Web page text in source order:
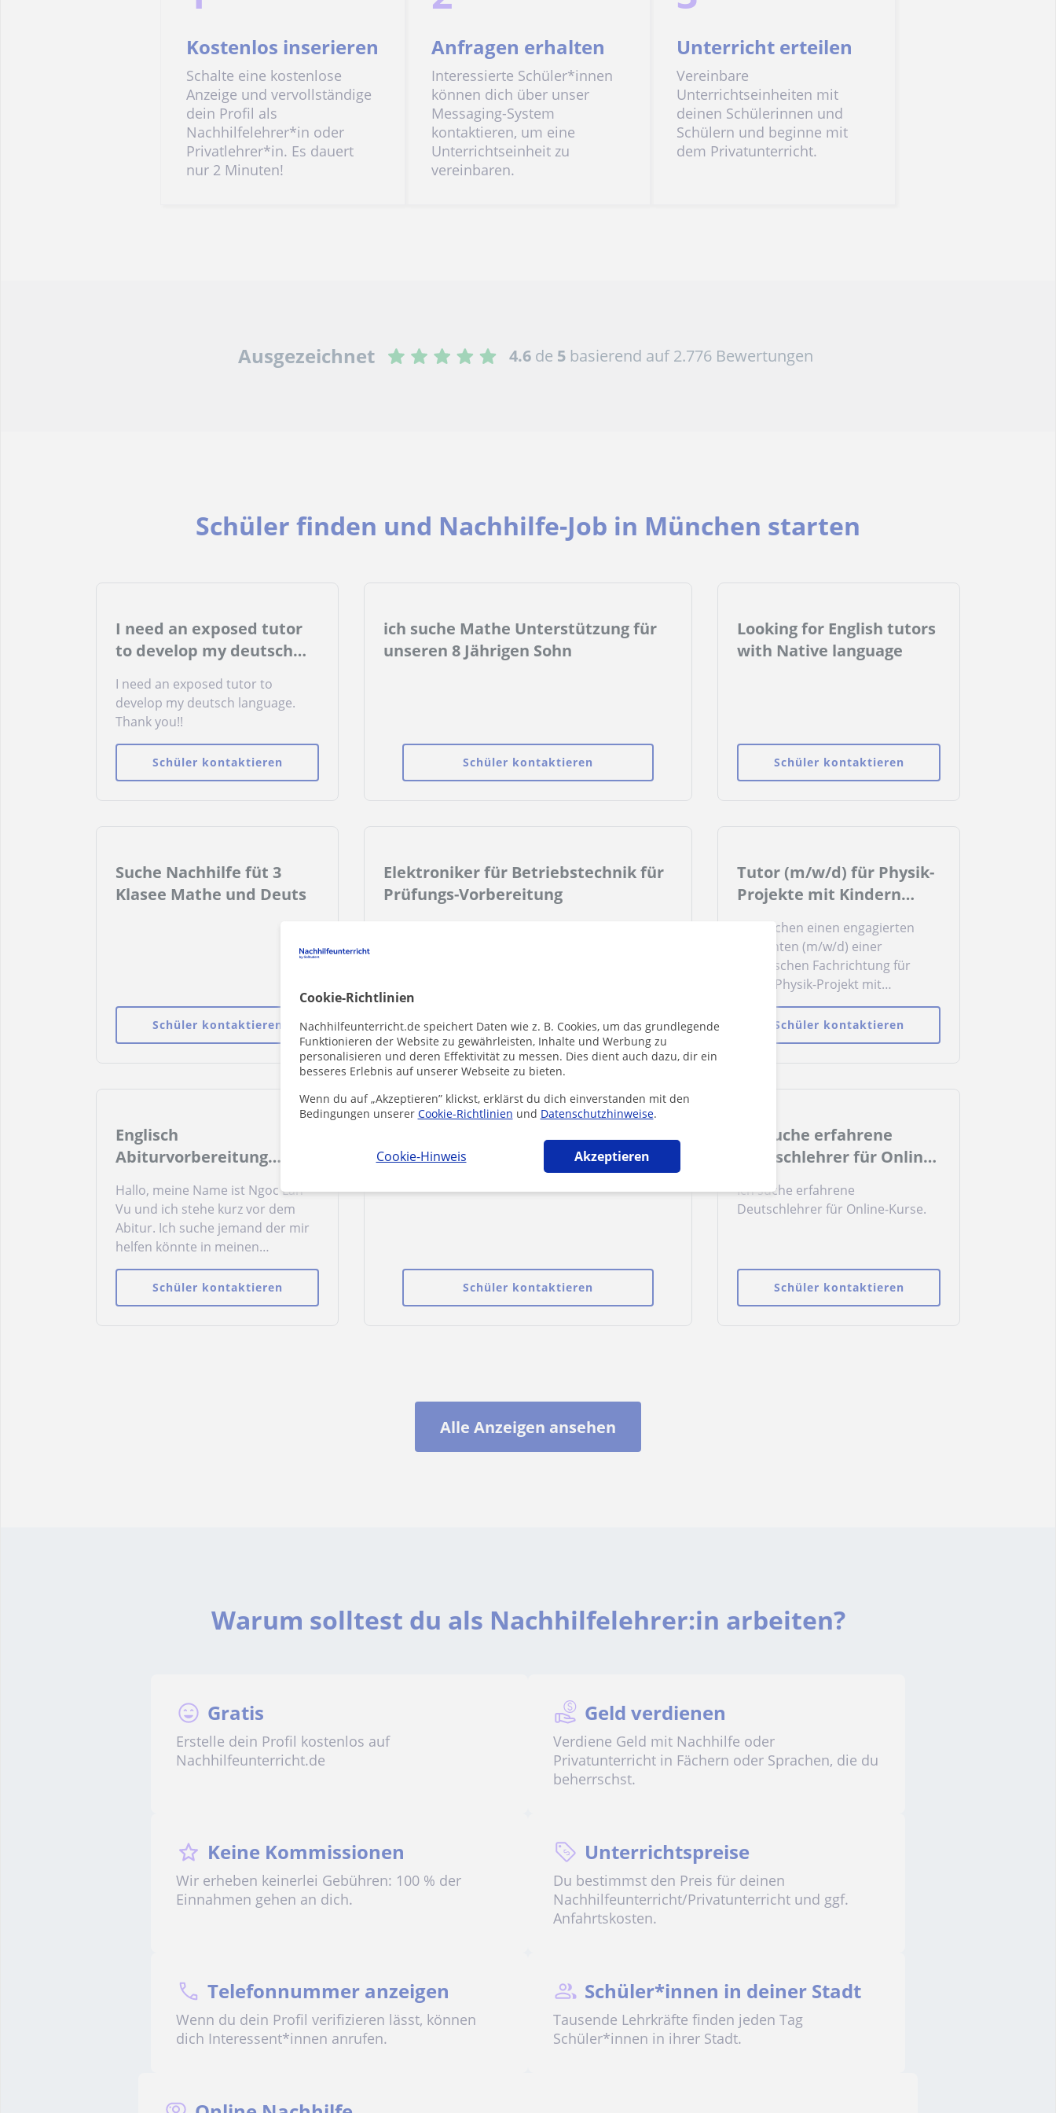
Cookie-Richtlinien
Nachhilfeunterricht.de speichert Daten wie z. B. Cookies, um das grundlegende
Funktionieren der Website zu gewährleisten, Inhalte und Werbung zu
personalisieren und deren Effektivität zu messen. Dies dient auch dazu, dir ein
besseres Erlebnis auf unserer Webseite zu bieten.
Wenn du auf „Akzeptieren” klickst, erklärst du dich einverstanden mit den
Bedingungen unserer Cookie-Richtlinien und Datenschutzhinweise.
Cookie-Hinweis Akzeptieren
Kostenlos inserieren
Schalte eine kostenlose
Anzeige und vervollständige
dein Profil als
Nachhilfelehrer*in oder
Privatlehrer*in. Es dauert
nur 2 Minuten!
Anfragen erhalten
Interessierte Schüler*innen
können dich über unser
Messaging-System
kontaktieren, um eine
Unterrichtseinheit zu
vereinbaren.
Unterricht erteilen
Vereinbare
Unterrichtseinheiten mit
deinen Schülerinnen und
Schülern und beginne mit
dem Privatunterricht.
Ausgezeichnet 4.6de 5basierend auf 2.776 Bewertungen
Schüler finden und Nachhilfe-Job in München starten
I need an exposed tutor
to develop my deutsch
I need an exposed tutor to
develop my deutsch language.
Thank you!!
Schüler kontaktieren
ich suche Mathe Unterstützung für
unseren 8 Jährigen Sohn
Schüler kontaktieren
Looking for English tutors
with Native language
Schüler kontaktieren
Suche Nachhilfe füt 3
Klasee Mathe und Deuts
Schüler kontaktieren
Elektroniker für Betriebstechnik für
Prüfungs-Vorbereitung
Schüler kontaktieren
Tutor (m/w/d) für Physik-
Projekte mit Kindern
Wir suchen einen engagierten
Studenten (m/w/d) einer
technischen Fachrichtung für
unser Physik-Projekt mit
Kindern.Deine Aufgaben:Leitung
von kleinen Gruppen (spielerische
Vermittlung von
Schüler kontaktieren
Englisch
Abiturvorbereitung
Hallo, meine Name ist Ngoc Lan
Vu und ich stehe kurz vor dem
Abitur. Ich suche jemand der mir
helfen könnte in meinen
schriftlichen Abiturfächern
Englisch und Deutsch. Dafür wäre
es gut wenn man mir helfen
Schüler kontaktieren
Grundschule/Realschule/Gymnasium
für meine Tochter in 4. Klasse
Schüler kontaktieren
Ich suche erfahrene
Deutschlehrer für Online-
Ich suche erfahrene
Deutschlehrer für Online-Kurse.
Schüler kontaktieren
Alle Anzeigen ansehen
Warum solltest du als Nachhilfelehrer:in arbeiten?
Gratis
Erstelle dein Profil kostenlos auf
Nachhilfeunterricht.de
Geld verdienen
Verdiene Geld mit Nachhilfe oder
Privatunterricht in Fächern oder Sprachen, die du
beherrschst.
Keine Kommissionen
Wir erheben keinerlei Gebühren: 100 % der
Einnahmen gehen an dich.
Unterrichtspreise
Du bestimmst den Preis für deinen
Nachhilfeunterricht/Privatunterricht und ggf.
Anfahrtskosten.
Telefonnummer anzeigen
Wenn du dein Profil verifizieren lässt, können
dich Interessent*innen anrufen.
Schüler*innen in deiner Stadt
Tausende Lehrkräfte finden jeden Tag
Schüler*innen in ihrer Stadt.